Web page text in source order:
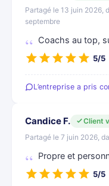
Partagé le 13 juin 2026,
septembre
Coachs au top,
5/5
L’entreprise a pris
Candice F.
Client
Partagé le 7 juin 2026,
Propre et
5/5